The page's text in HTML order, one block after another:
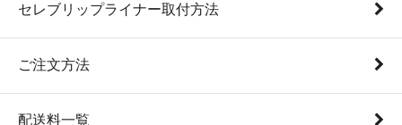
セレブリップライナー取付方法
ご注文方法
配送料一覧